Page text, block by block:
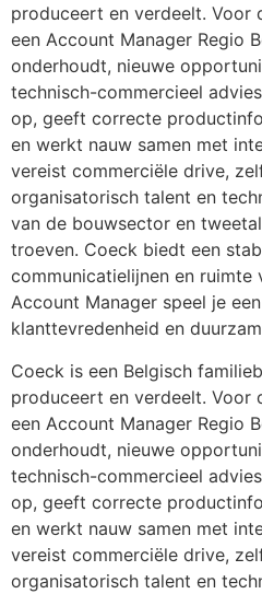
produceert en verdeelt. Voor
een Account Manager Regio
onderhoudt, nieuwe
technisch-commercieel
op, geeft correcte
en werkt nauw samen met
vereist commerciële drive,
organisatorisch talent en
van de bouwsector en
troeven. Coeck biedt een
communicatielijnen en
Account Manager speel je
klanttevredenheid en
Coeck is een Belgisch
produceert en verdeelt. Voor
een Account Manager Regio
onderhoudt, nieuwe
technisch-commercieel
op, geeft correcte
en werkt nauw samen met
vereist commerciële drive,
organisatorisch talent en